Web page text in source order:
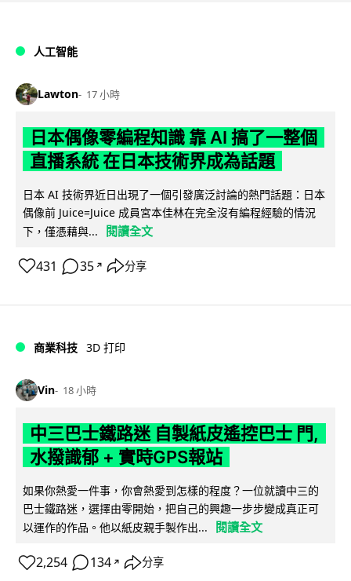
人工智能
Lawton 17 小時
日本偶像零編程知識 靠 AI 搞了一整個
直播系統 在日本技術界成為話題
日本 AI 技術界近日出現了一個引發廣泛討論的熱門話題：日本
偶像前 Juice=Juice 成員宮本佳林在完全沒有編程經驗的情況
下，僅憑藉與...
閱讀全文
431 35 ↗ 分享
商業科技 3D 打印
Vin 18 小時
中三巴士鐵路迷 自製紙皮遙控巴士 門,
水撥識郁 + 實時GPS報站
如果你熱愛一件事，你會熱愛到怎樣的程度？一位就讀中三的
巴士鐵路迷，選擇由零開始，把自己的興趣一步步變成真正可
以運作的作品。他以紙皮親手製作出...
閱讀全文
2,254 134 ↗ 分享